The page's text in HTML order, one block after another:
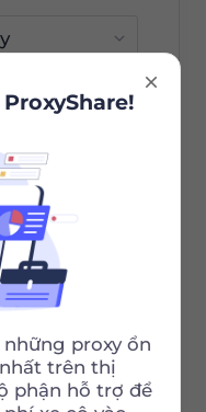
Quốc
hạn
giới hạn
proxy ổn
trên thị
phận hỗ trợ để